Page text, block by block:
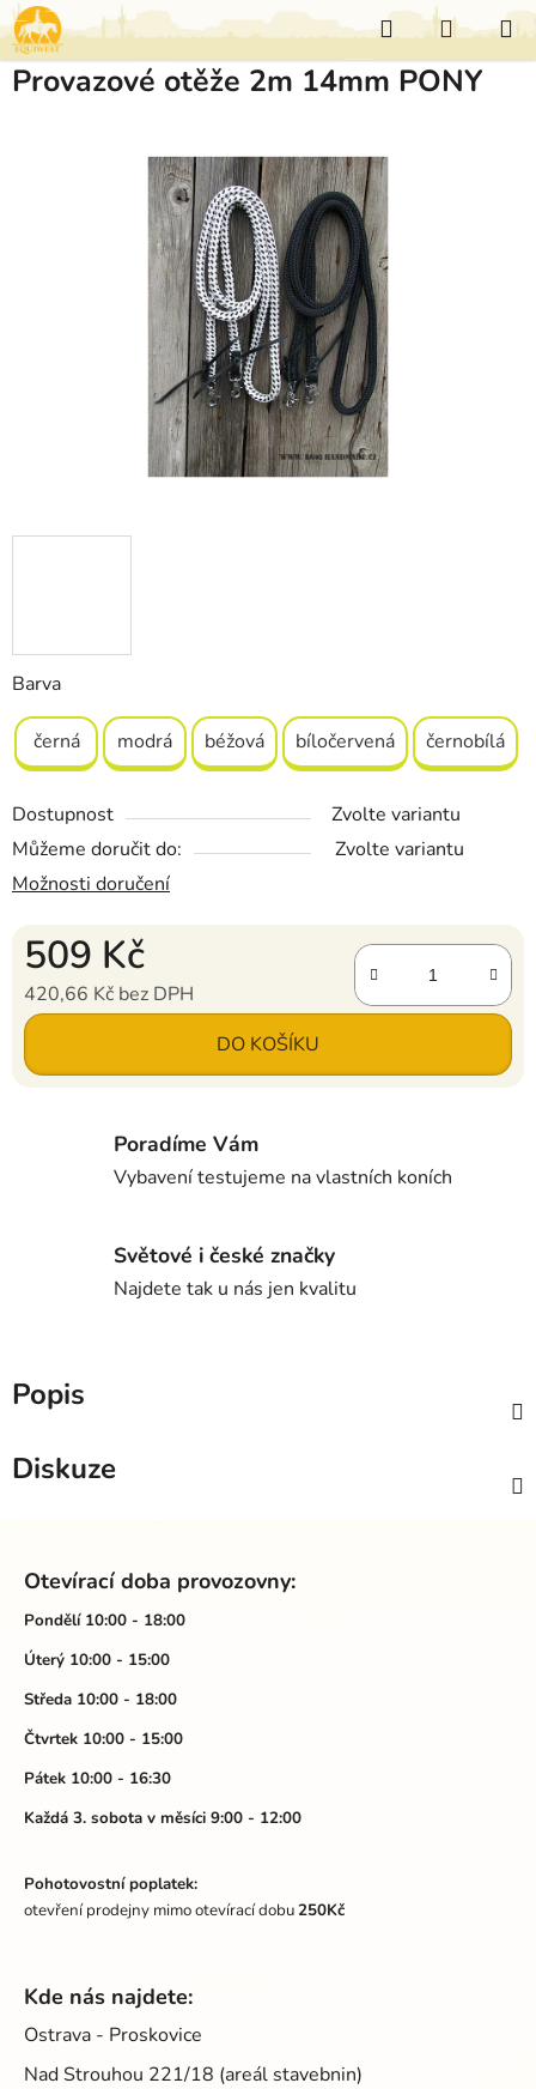
Přejít
na
obsah
Hledat
KOŠÍK
Barva
černá modrá béžová bíločervená černobílá
Dostupnost
Zvolte variantu
Můžeme doručit do:
Zvolte variantu
Možnosti doručení
509 Kč
420,66 Kč bez DPH
Měrná cena: DO KOŠÍKU
Provazové otěže 2m 14mm PONY
Poradíme Vám
Vybavení testujeme na vlastních koních
Světové i české značky
Najdete tak u nás jen kvalitu
Popis
Diskuze
Otevírací doba provozovny:
Pondělí 10:00 - 18:00
Úterý 10:00 - 15:00
Středa 10:00 - 18:00
Čtvrtek 10:00 - 15:00
Pátek 10:00 - 16:30
Každá 3. sobota v měsíci 9:00 - 12:00
Pohotovostní poplatek:
otevření prodejny mimo otevírací dobu250Kč
Kde nás najdete:
Ostrava - Proskovice
Nad Strouhou 221/18 (areál stavebnin)